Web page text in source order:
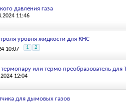
давления газа
11:46
уровня жидкости для КНС
10:07 1 2
или термо преобразователь для
12:04
для дымовых газов